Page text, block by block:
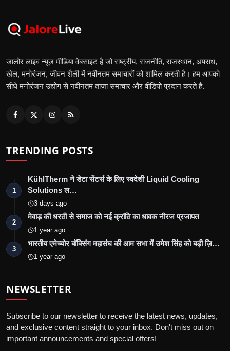
जालोर लाइव न्यूज मीडिया वेबसाइट है जो राष्ट्रीय, राजनीति, राजस्थान, अपराध,
खेल, मनोरंजन, जीवन शैली में नवीनतम समाचारों को शामिल करती है। हम आपको
सीधे मनोरंजन उद्योग से नवीनतम ताज़ा समाचार और वीडियो प्रदान करते हैं.
TRENDING POSTS
1
KühlTherm ने डेटा सेंटर्स के लिए स्वदेशी Liquid Cooling
Solutions ल…
3 days ago
2
मेवाड़ की धरती से समाज को नई क्रांति का धावक नीरज प्रजापत
1 year ago
3
भारतीय एमेच्योर बॉक्सिंग महासंघ की आम सभा में उमेश सिंह को बड़ी ज़ि…
1 year ago
NEWSLETTER
Subscribe to our newsletter to receive the latest news, updates,
and exclusive content straight to your inbox. Don't miss out on
important announcements and special offers!